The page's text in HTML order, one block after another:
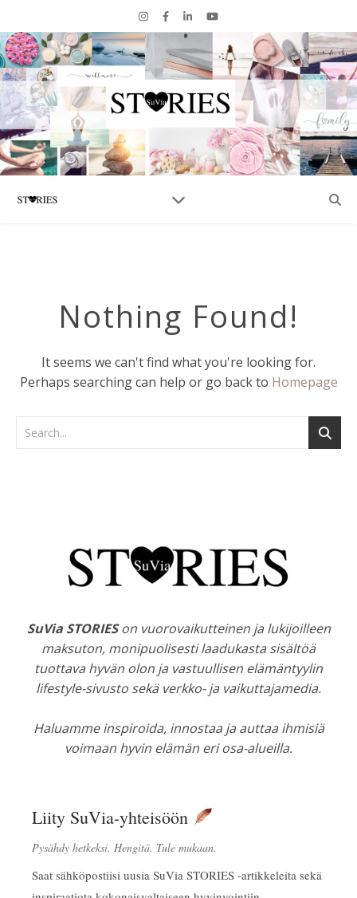
Nothing Found!
It seems we can't find what you're looking for.
Perhaps searching can help or go back to Homepage
SuVia STORIESon vuorovaikutteinen ja lukijoilleen
maksuton, monipuolisesti laadukasta sisältöä
tuottava hyvän olon ja vastuullisen elämäntyylin
lifestyle-sivusto sekä verkko- ja vaikuttajamedia.
Haluamme inspiroida, innostaa ja auttaa ihmisiä
voimaan hyvin elämän eri osa-alueilla.
Liity SuVia-yhteisöön
Pysähdy hetkeksi. Hengitä. Tule mukaan.
Saat sähköpostiisi uusia SuVia STORIES -artikkeleita sekä